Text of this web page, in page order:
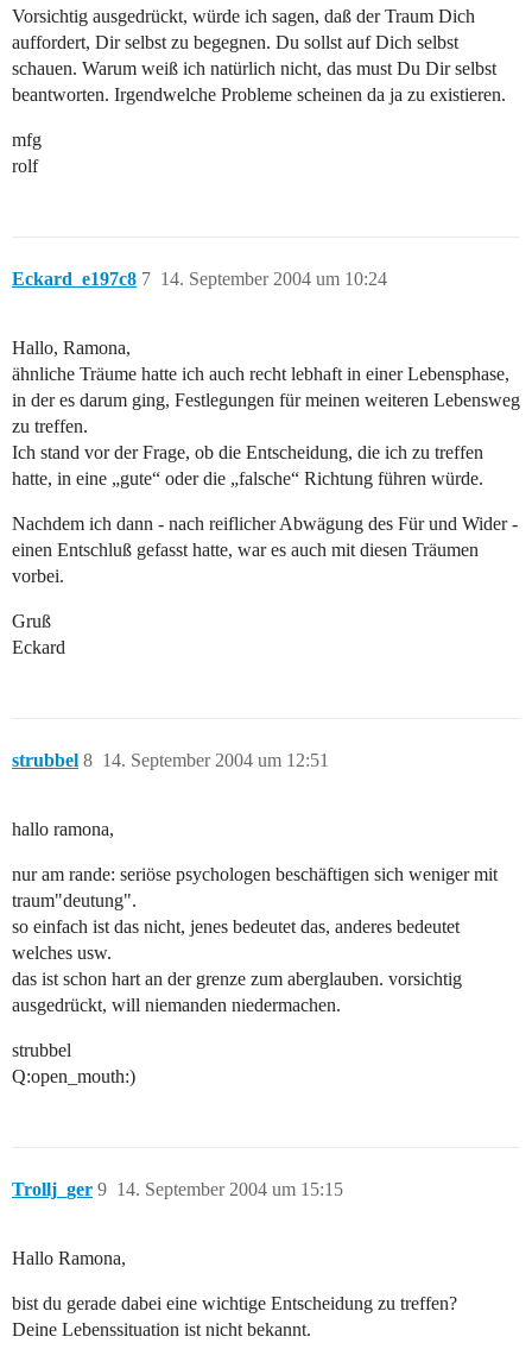
Vorsichtig ausgedrückt, würde ich sagen, daß der Traum Dich
auffordert, Dir selbst zu begegnen. Du sollst auf Dich selbst
schauen. Warum weiß ich natürlich nicht, das must Du Dir selbst
beantworten. Irgendwelche Probleme scheinen da ja zu existieren.
mfg
rolf
Eckard_e197c8 14. September 2004 um 10:24
7
Hallo, Ramona,
ähnliche Träume hatte ich auch recht lebhaft in einer Lebensphase,
in der es darum ging, Festlegungen für meinen weiteren Lebensweg
zu treffen.
Ich stand vor der Frage, ob die Entscheidung, die ich zu treffen
hatte, in eine „gute“ oder die „falsche“ Richtung führen würde.
Nachdem ich dann - nach reiflicher Abwägung des Für und Wider -
einen Entschluß gefasst hatte, war es auch mit diesen Träumen
vorbei.
Gruß
Eckard
strubbel 14. September 2004 um 12:51
8
hallo ramona,
nur am rande: seriöse psychologen beschäftigen sich weniger mit
traum"deutung".
so einfach ist das nicht, jenes bedeutet das, anderes bedeutet
welches usw.
das ist schon hart an der grenze zum aberglauben. vorsichtig
ausgedrückt, will niemanden niedermachen.
strubbel
Q:open_mouth:)
Trollj_ger 14. September 2004 um 15:15
9
Hallo Ramona,
bist du gerade dabei eine wichtige Entscheidung zu treffen?
Deine Lebenssituation ist nicht bekannt.